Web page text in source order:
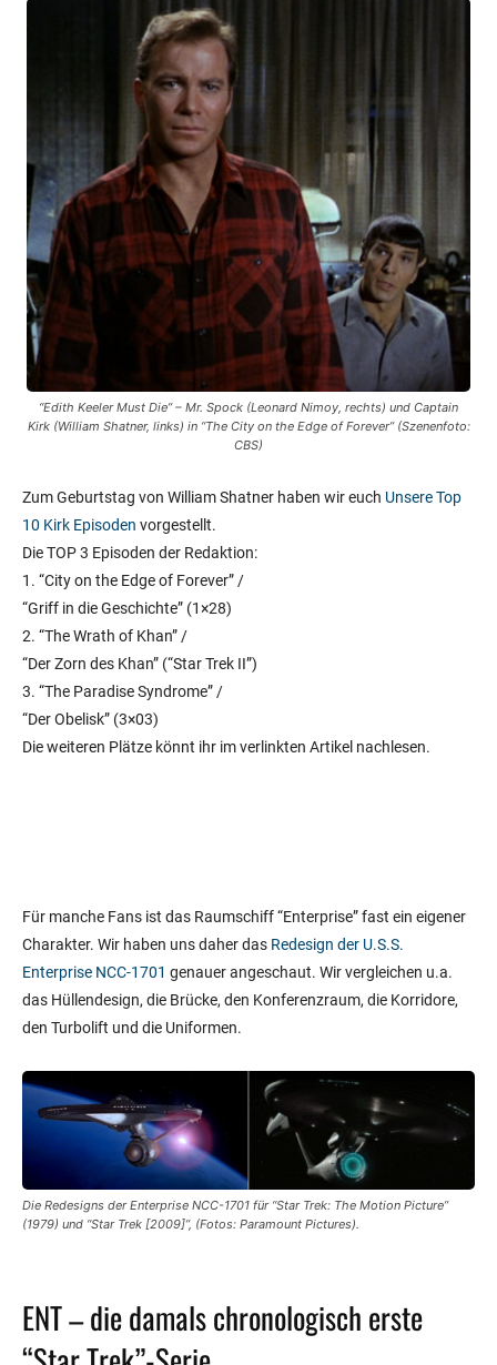
“Edith Keeler Must Die” – Mr. Spock (Leonard Nimoy, rechts) und Captain
Kirk (William Shatner, links) in “The City on the Edge of Forever” (Szenenfoto:
CBS)
Zum Geburtstag von William Shatner haben wir euch Unsere Top
10 Kirk Episoden vorgestellt.
Die TOP 3 Episoden der Redaktion:
1. “City on the Edge of Forever” /
“Griff in die Geschichte” (1×28)
2. “The Wrath of Khan” /
“Der Zorn des Khan” (“Star Trek II”)
3. “The Paradise Syndrome” /
“Der Obelisk” (3×03)
Die weiteren Plätze könnt ihr im verlinkten Artikel nachlesen.
Für manche Fans ist das Raumschiff “Enterprise” fast ein eigener
Charakter. Wir haben uns daher das Redesign der U.S.S.
Enterprise NCC-1701 genauer angeschaut. Wir vergleichen u.a.
das Hüllendesign, die Brücke, den Konferenzraum, die Korridore,
den Turbolift und die Uniformen.
Die Redesigns der Enterprise NCC-1701 für “Star Trek: The Motion Picture”
(1979) und “Star Trek [2009]”, (Fotos: Paramount Pictures).
ENT – die damals chronologisch erste